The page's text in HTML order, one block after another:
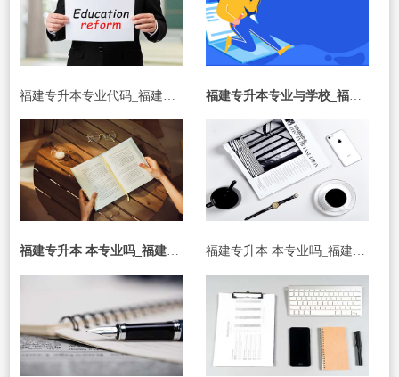
福建专升本专业与学校_福建专升本专业与学校有关吗
福建专升本 本专业吗_福建专升本 本专业吗可以选吗